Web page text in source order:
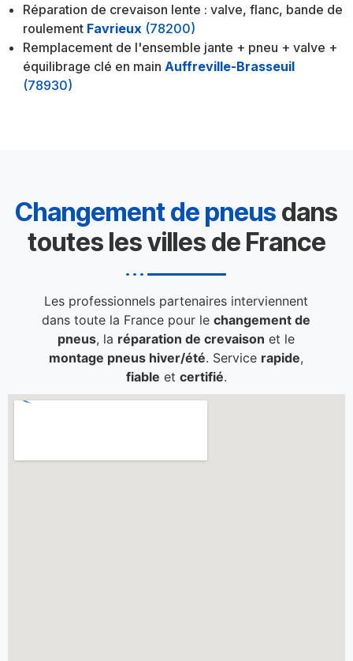
Réparation de crevaison lente : valve, flanc, bande de
roulement Favrieux (78200)
Remplacement de l'ensemble jante + pneu + valve +
équilibrage clé en main Auffreville-Brasseuil
(78930)
Changement de pneus dans
toutes les villes de France
Les professionnels partenaires interviennent
dans toute la France pour lechangement de
pneus, la réparation de crevaison et le
montage pneus hiver/été. Service rapide,
fiable et certifié.